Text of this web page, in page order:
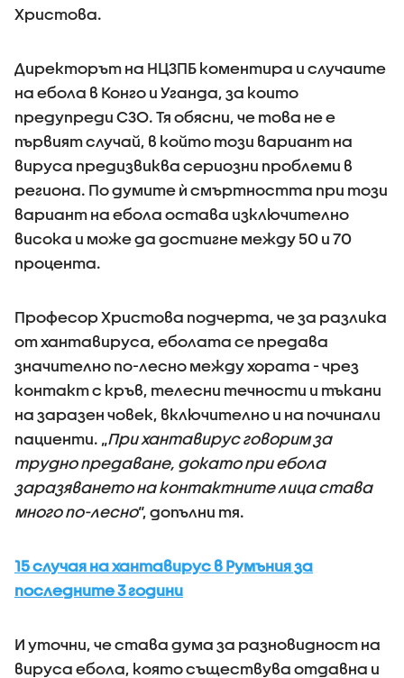
Христова.
Директорът на НЦЗПБ коментира и случаите
на ебола в Конго и Уганда, за които
предупреди СЗО. Тя обясни, че това не е
първият случай, в който този вариант на
вируса предизвиква сериозни проблеми в
региона. По думите ѝ смъртността при този
вариант на ебола остава изключително
висока и може да достигне между 50 и 70
процента.
Професор Христова подчерта, че за разлика
от хантавируса, еболата се предава
значително по-лесно между хората - чрез
контакт с кръв, телесни течности и тъкани
на заразен човек, включително и на починали
пациенти. „При хантавирус говорим за
трудно предаване, докато при ебола
заразяването на контактните лица става
много по-лесно“, допълни тя.
15 случая на хантавирус в Румъния за
последните 3 години
И уточни, че става дума за разновидност на
вируса ебола, която съществува отдавна и